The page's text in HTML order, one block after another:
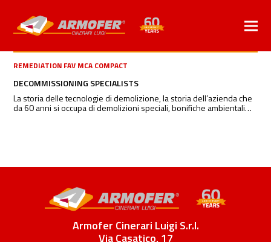
REMEDIATION FAV MCA COMPACT
DECOMMISSIONING SPECIALISTS
La storia delle tecnologie di demolizione, la storia dell’azienda che
da 60 anni si occupa di demolizioni speciali, bonifiche ambientali…
Armofer Cinerari Luigi S.r.l.
Via Casatico, 17